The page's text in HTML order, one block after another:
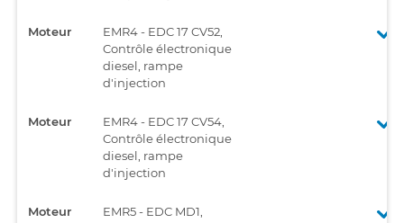
Moteur
EMR4 - EDC 17 CV52,
Contrôle électronique
diesel, rampe
d'injection
Moteur
EMR4 - EDC 17 CV54,
Contrôle électronique
diesel, rampe
d'injection
Moteur
EMR5 - EDC MD1,